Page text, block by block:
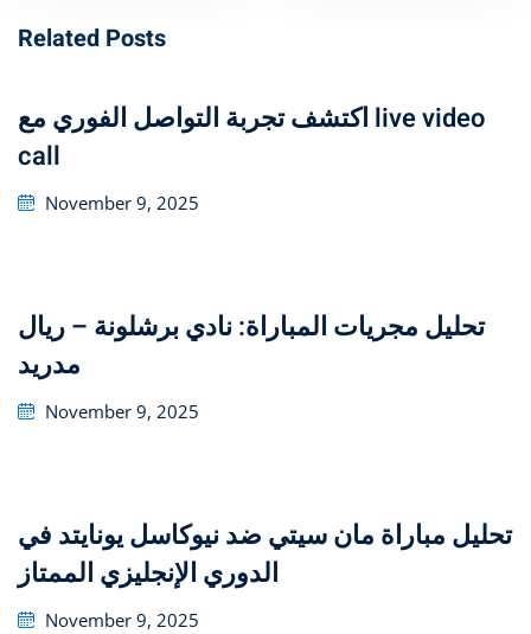
Related Posts
اكتشف تجربة التواصل الفوري مع live video
call
Posted
November 9, 2025
تحليل مجريات المباراة: نادي برشلونة – ريال
مدريد
Posted
November 9, 2025
تحليل مباراة مان سيتي ضد نيوكاسل يونايتد في
الدوري الإنجليزي الممتاز
Posted
November 9, 2025